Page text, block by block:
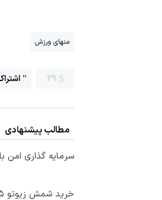
منهای ورزش
29
مطالب پیشنهادی
سرمایه گذاری امن